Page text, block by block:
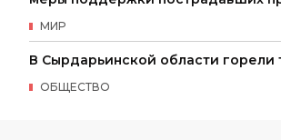
МИР
В Сырдарьинской области горели
ОБЩЕСТВО